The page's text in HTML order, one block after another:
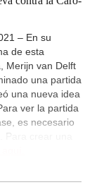
– En su
de esta
Merijn van Delft
una partida
una nueva idea
ver la partida
es necesario
Para crear una